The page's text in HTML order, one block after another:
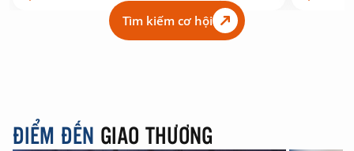
Tìm kiếm cơ hội
ĐIỂM ĐẾN GIAO THƯƠNG